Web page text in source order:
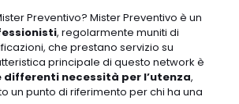
Preventivo? Mister Preventivo è un
, regolarmente muniti di
che prestano servizio su
principale di questo network è
differenti necessità per l’utenza,
un punto di riferimento per chi ha una